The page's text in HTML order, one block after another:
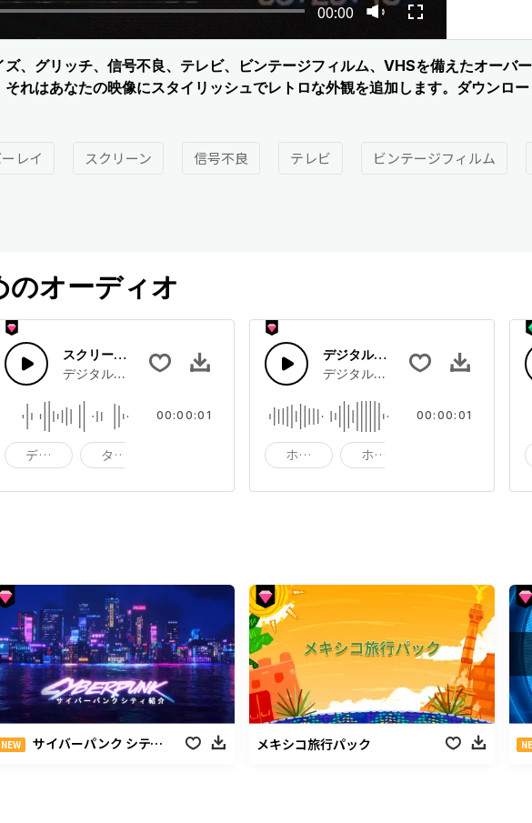
00:00
、グリッチ、信号不良、テレビ、ビンテージフィルム、VHSを備えたオーバ
れはあなたの映像にスタイリッシュでレトロな外観を追加します。ダウンロ
レイ スクリーン 信号不良 テレビ ビンテージフィルム
オーディオ
時に発生する静かな短い電子音。
スクリーン・タイピング（近代）
デジタル画面にメッセージを入力する時に発生する静かな電子音。
デジタル画面タイピング
00:00:01
デジタルノイズ
デジタル障害が起きているグリッチ
ホワイトノイズホコリ
00:00:01
NEW サイバーパンク シティ紹介 メキシコ旅行パック